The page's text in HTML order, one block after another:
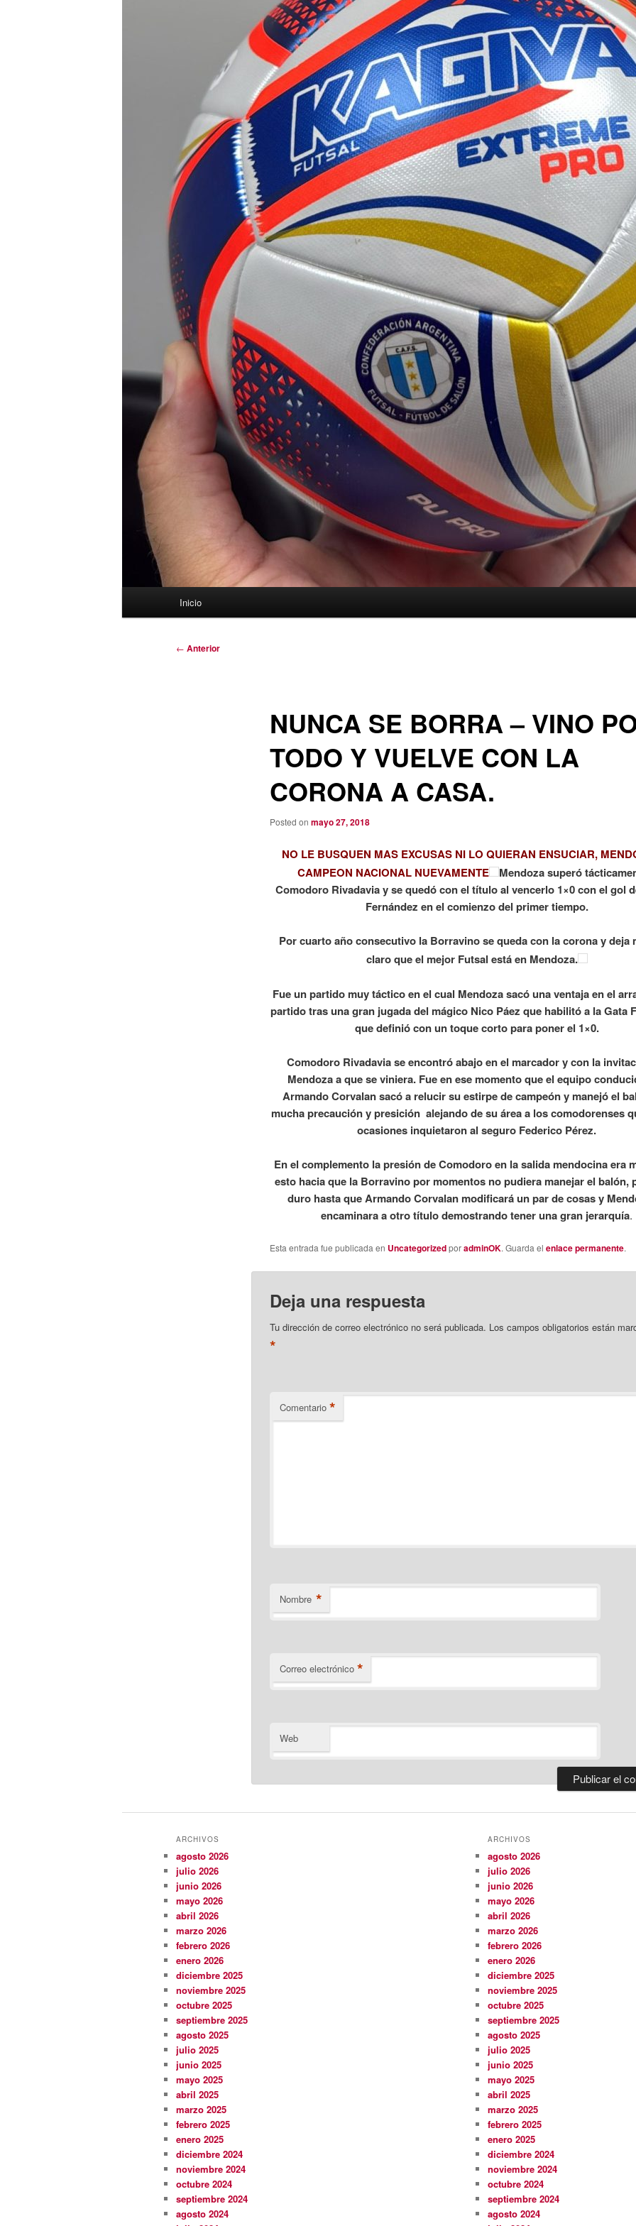
Inicio
Navegación
← Anterior
NUNCA SE BORRA – VINO
TODO Y VUELVE CON LA
CORONA A CASA.
Posted on mayo 27, 2018
NO LE BUSQUEN MAS EXCUSAS NI LO QUIERAN ENSUCIAR,
CAMPEON NACIONAL NUEVAMENTE
Mendoza superó
Comodoro Rivadavia y se quedó con el título al vencerlo 1×0 con el gol
Fernández en el comienzo del primer tiempo.
Por cuarto año consecutivo la Borravino se queda con la corona y deja
claro que el mejor Futsal está en Mendoza.
Fue un partido muy táctico en el cual Mendoza sacó una ventaja en el
partido tras una gran jugada del mágico Nico Páez que habilitó a la Gata
que definió con un toque corto para poner el 1×0.
Comodoro Rivadavia se encontró abajo en el marcador y con la
Mendoza a que se viniera. Fue en ese momento que el equipo
Armando Corvalan sacó a relucir su estirpe de campeón y manejó el
mucha precaución y presición alejando de su área a los comodorenses
ocasiones inquietaron al seguro Federico Pérez.
En el complemento la presión de Comodoro en la salida mendocina era
esto hacia que la Borravino por momentos no pudiera manejar el balón,
duro hasta que Armando Corvalan modificará un par de cosas y
encaminara a otro título demostrando tener una gran jerarquía.
Esta entrada fue publicada en UncategorizedporadminOK. Guarda el enlace permanente.
Deja una respuesta
Tu dirección de correo electrónico no será publicada. Los campos obligatorios están
*
Comentario *
Nombre *
Correo electrónico *
Web
ARCHIVOS
agosto 2026
julio 2026
junio 2026
mayo 2026
abril 2026
marzo 2026
febrero 2026
enero 2026
diciembre 2025
noviembre 2025
octubre 2025
septiembre 2025
agosto 2025
julio 2025
junio 2025
mayo 2025
abril 2025
marzo 2025
febrero 2025
enero 2025
diciembre 2024
noviembre 2024
octubre 2024
septiembre 2024
agosto 2024
ARCHIVOS
agosto 2026
julio 2026
junio 2026
mayo 2026
abril 2026
marzo 2026
febrero 2026
enero 2026
diciembre 2025
noviembre 2025
octubre 2025
septiembre 2025
agosto 2025
julio 2025
junio 2025
mayo 2025
abril 2025
marzo 2025
febrero 2025
enero 2025
diciembre 2024
noviembre 2024
octubre 2024
septiembre 2024
agosto 2024